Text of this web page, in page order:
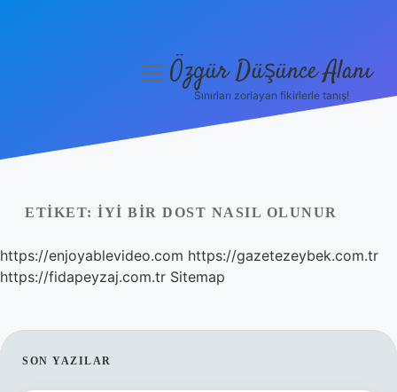
Yasal Uyarı
Hakkımızda
menüyüÖzgür Düşünce Alanı
Sınırları zorlayan fikirlerle tanış!
ETIKET: İYI BIR DOST NASIL OLUNUR
https://enjoyablevideo.com https://gazetezeybek.com.tr
https://fidapeyzaj.com.tr Sitemap
SIDEBAR
SON YAZILAR